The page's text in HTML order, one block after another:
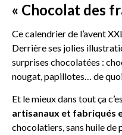
« Chocolat des
Ce calendrier de l’avent
Derrière ses jolies
surprises chocolatées :
nougat, papillotes… de
Et le mieux dans tout ça
artisanaux et fabriqués
chocolatiers, sans huile de